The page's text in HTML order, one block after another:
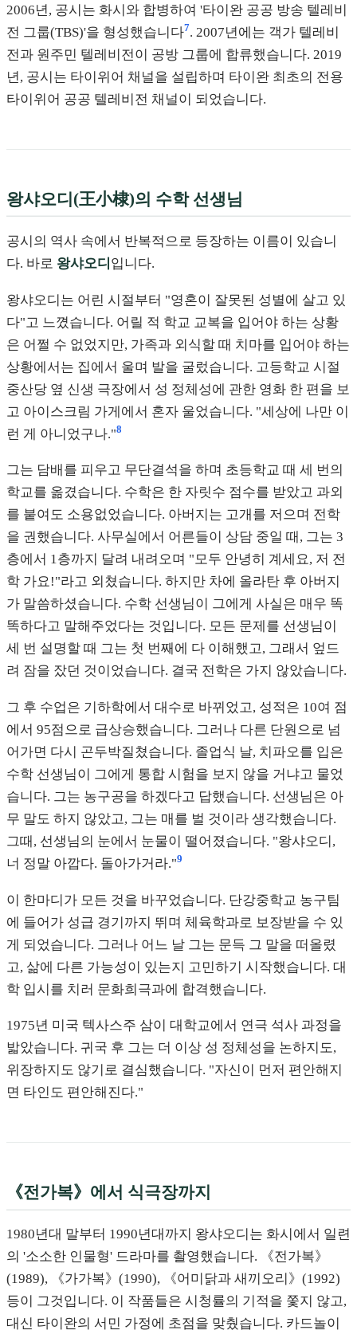
2006년, 공시는 화시와 합병하여 '타이완 공공 방송 텔레비
전 그룹(TBS)'을 형성했습니다7. 2007년에는 객가 텔레비
전과 원주민 텔레비전이 공방 그룹에 합류했습니다. 2019
년, 공시는 타이위어 채널을 설립하며 타이완 최초의 전용
타이위어 공공 텔레비전 채널이 되었습니다.
왕샤오디(王小棣)의 수학 선생님
공시의 역사 속에서 반복적으로 등장하는 이름이 있습니
다. 바로 왕샤오디 입니다.
왕샤오디는 어린 시절부터 "영혼이 잘못된 성별에 살고 있
다"고 느꼈습니다. 어릴 적 학교 교복을 입어야 하는 상황
은 어쩔 수 없었지만, 가족과 외식할 때 치마를 입어야 하는
상황에서는 집에서 울며 발을 굴렀습니다. 고등학교 시절
중산당 옆 신생 극장에서 성 정체성에 관한 영화 한 편을 보
고 아이스크림 가게에서 혼자 울었습니다. "세상에 나만 이
런 게 아니었구나."8
그는 담배를 피우고 무단결석을 하며 초등학교 때 세 번의
학교를 옮겼습니다. 수학은 한 자릿수 점수를 받았고 과외
를 붙여도 소용없었습니다. 아버지는 고개를 저으며 전학
을 권했습니다. 사무실에서 어른들이 상담 중일 때, 그는 3
층에서 1층까지 달려 내려오며 "모두 안녕히 계세요, 저 전
학 가요!"라고 외쳤습니다. 하지만 차에 올라탄 후 아버지
가 말씀하셨습니다. 수학 선생님이 그에게 사실은 매우 똑
똑하다고 말해주었다는 것입니다. 모든 문제를 선생님이
세 번 설명할 때 그는 첫 번째에 다 이해했고, 그래서 엎드
려 잠을 잤던 것이었습니다. 결국 전학은 가지 않았습니다.
그 후 수업은 기하학에서 대수로 바뀌었고, 성적은 10여 점
에서 95점으로 급상승했습니다. 그러나 다른 단원으로 넘
어가면 다시 곤두박질쳤습니다. 졸업식 날, 치파오를 입은
수학 선생님이 그에게 통합 시험을 보지 않을 거냐고 물었
습니다. 그는 농구공을 하겠다고 답했습니다. 선생님은 아
무 말도 하지 않았고, 그는 매를 벌 것이라 생각했습니다.
그때, 선생님의 눈에서 눈물이 떨어졌습니다. "왕샤오디,
너 정말 아깝다. 돌아가거라."9
이 한마디가 모든 것을 바꾸었습니다. 단강중학교 농구팀
에 들어가 성급 경기까지 뛰며 체육학과로 보장받을 수 있
게 되었습니다. 그러나 어느 날 그는 문득 그 말을 떠올렸
고, 삶에 다른 가능성이 있는지 고민하기 시작했습니다. 대
학 입시를 치러 문화희극과에 합격했습니다.
1975년 미국 텍사스주 삼이 대학교에서 연극 석사 과정을
밟았습니다. 귀국 후 그는 더 이상 성 정체성을 논하지도,
위장하지도 않기로 결심했습니다. "자신이 먼저 편안해지
면 타인도 편안해진다."
《전가복》에서 식극장까지
1980년대 말부터 1990년대까지 왕샤오디는 화시에서 일련
의 '소소한 인물형' 드라마를 촬영했습니다. 《전가복》
(1989), 《가가복》(1990), 《어미닭과 새끼오리》(1992)
등이 그것입니다. 이 작품들은 시청률의 기적을 쫓지 않고,
대신 타이완의 서민 가정에 초점을 맞췄습니다. 카드놀이